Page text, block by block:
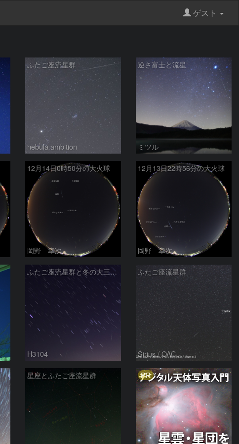
ゲスト
ふたご座流星群
nebula ambition
逆さ富士と流星
ミツル
12月14日0時50分の大火球
岡野 幸次
12月13日22時56分の大火球
岡野 幸次
ふたご座流星群と冬の大三角形
H3104
ふたご座流星群
Sirius / OAC
星座とふたご座流星群 PR